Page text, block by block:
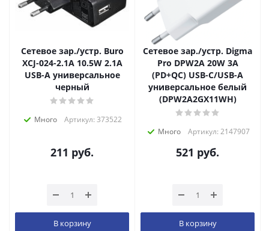
Сетевое зар./устр. Buro
XCJ-024-2.1A 10.5W 2.1A
USB-A универсальное
черный
Много Артикул: 373522
211 руб.
В корзину
Сетевое зар./устр. Digma
Pro DPW2A 20W 3A
(PD+QC) USB-C/USB-A
универсальное белый
(DPW2A2GX11WH)
Много Артикул: 2147907
521 руб.
В корзину